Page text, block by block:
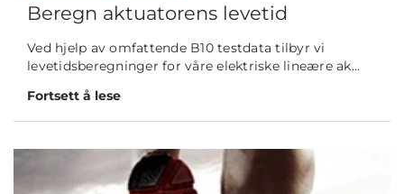
Beregn aktuatorens levetid
Ved hjelp av omfattende B10 testdata tilbyr vi
levetidsberegninger for våre elektriske lineære ak...
Fortsett å lese